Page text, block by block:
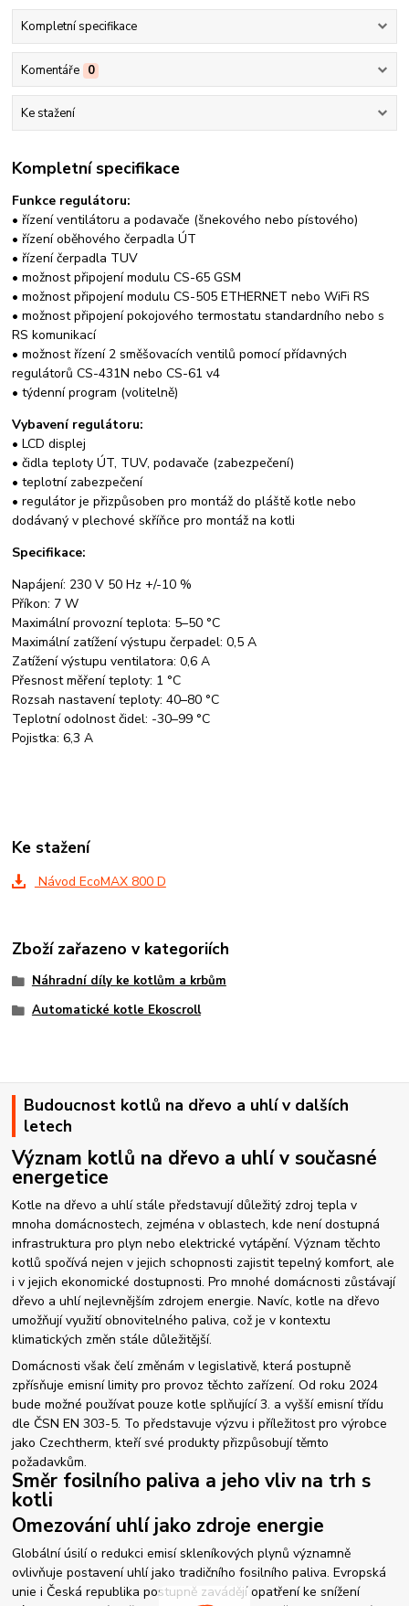
Kompletní specifikace
Komentáře 0
Ke stažení
Kompletní specifikace
Funkce regulátoru:
• řízení ventilátoru a podavače (šnekového nebo pístového)
• řízení oběhového čerpadla ÚT
• řízení čerpadla TUV
• možnost připojení modulu CS-65 GSM
• možnost připojení modulu CS-505 ETHERNET nebo WiFi RS
• možnost připojení pokojového termostatu standardního nebo s
RS komunikací
• možnost řízení 2 směšovacích ventilů pomocí přídavných
regulátorů CS-431N nebo CS-61 v4
• týdenní program (volitelně)
Vybavení regulátoru:
• LCD displej
• čidla teploty ÚT, TUV, podavače (zabezpečení)
• teplotní zabezpečení
• regulátor je přizpůsoben pro montáž do pláště kotle nebo
dodávaný v plechové skříňce pro montáž na kotli
Specifikace:
Napájení: 230 V 50 Hz +/-10 %
Příkon: 7 W
Maximální provozní teplota: 5–50 °C
Maximální zatížení výstupu čerpadel: 0,5 A
Zatížení výstupu ventilatora: 0,6 A
Přesnost měření teploty: 1 °C
Rozsah nastavení teploty: 40–80 °C
Teplotní odolnost čidel: -30–99 °C
Pojistka: 6,3 A
Ke stažení
Návod EcoMAX 800 D
Zboží zařazeno v kategoriích
Náhradní díly ke kotlům a krbům
Automatické kotle Ekoscroll
Budoucnost kotlů na dřevo a uhlí v dalších
letech
Význam kotlů na dřevo a uhlí v současné
energetice
Kotle na dřevo a uhlí stále představují důležitý zdroj tepla v
mnoha domácnostech, zejména v oblastech, kde není dostupná
infrastruktura pro plyn nebo elektrické vytápění. Význam těchto
kotlů spočívá nejen v jejich schopnosti zajistit tepelný komfort, ale
i v jejich ekonomické dostupnosti. Pro mnohé domácnosti zůstávají
dřevo a uhlí nejlevnějším zdrojem energie. Navíc, kotle na dřevo
umožňují využití obnovitelného paliva, což je v kontextu
klimatických změn stále důležitější.
Domácnosti však čelí změnám v legislativě, která postupně
zpřísňuje emisní limity pro provoz těchto zařízení. Od roku 2024
bude možné používat pouze kotle splňující 3. a vyšší emisní třídu
dle ČSN EN 303-5. To představuje výzvu i příležitost pro výrobce
jako Czechtherm, kteří své produkty přizpůsobují těmto
požadavkům.
Směr fosilního paliva a jeho vliv na trh s
kotli
Omezování uhlí jako zdroje energie
Globální úsilí o redukci emisí skleníkových plynů významně
ovlivňuje postavení uhlí jako tradičního fosilního paliva. Evropská
unie i Česká republika postupně zavádějí opatření ke snížení